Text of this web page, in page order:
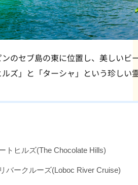
のセブ島の東に位置し、美しいビ
ズ」と「ターシャ」という珍しい
トヒルズ(The Chocolate Hills)
バークルーズ(Loboc River Cruise)